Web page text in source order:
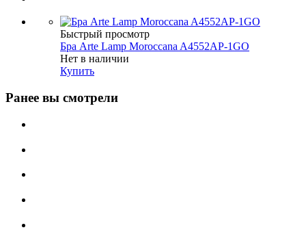
Быстрый просмотр
Бра Arte Lamp Moroccana A4552AP-1GO
Нет в наличии
Купить
Ранее вы смотрели